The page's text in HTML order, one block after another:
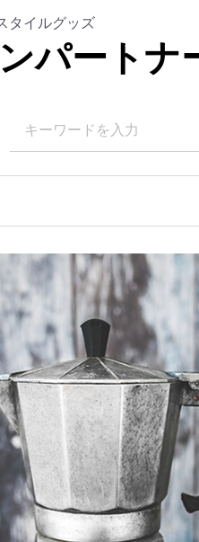
タイルグッズ
パートナ